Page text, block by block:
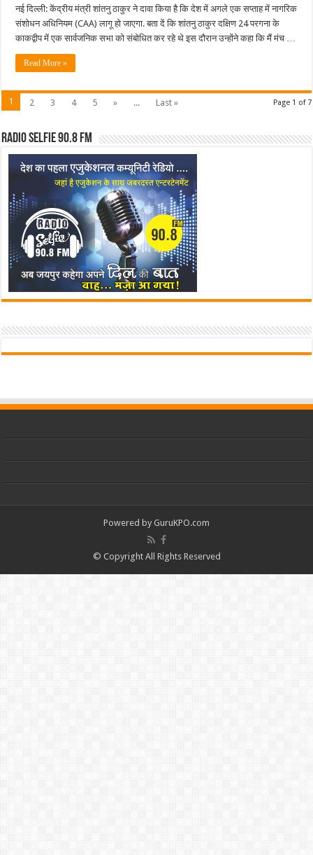
नई दिल्ली: केंद्रीय मंत्री शांतनु ठाकुर ने दावा किया है कि देश में अगले एक सप्ताह में नागरिक
संशोधन अधिनियम (CAA) लागू हो जाएगा. बता दें कि शांतनु ठाकुर दक्षिण 24 परगना के
काकद्वीप में एक सार्वजनिक सभा को संबोधित कर रहे थे इस दौरान उन्होंने कहा कि मैं मंच …
Read More »
Page 1 of 7
1 2 3 4 5 » ... Last »
Radio Selfie 90.8 FM
Powered by GuruKPO.com
© Copyright All Rights Reserved